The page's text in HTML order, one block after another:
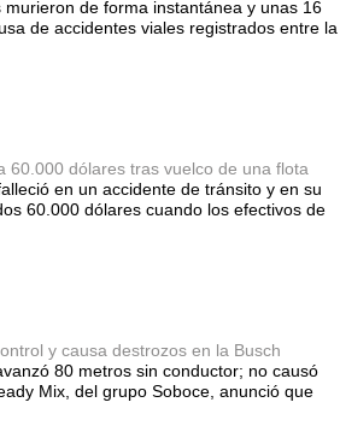
de forma instantánea y unas 16
de accidentes viales registrados entre la
60.000 dólares tras vuelco de una flota
en un accidente de tránsito y en su
60.000 dólares cuando los efectivos de
y causa destrozos en la Busch
80 metros sin conductor; no causó
Mix, del grupo Soboce, anunció que